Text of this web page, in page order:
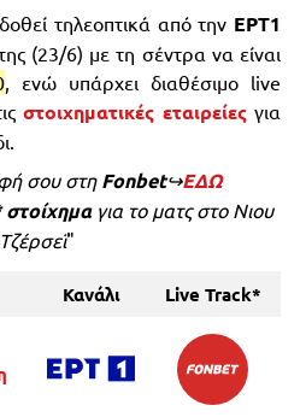
τηλεοπτικά από την ΕΡΤ1
(23/6) με τη σέντρα να είναι
, ενώ υπάρχει διαθέσιμο live
στοιχηματικές εταιρείεςγια
σου στη Fonbet↪️ΕΔΩ
για το ματς στο Νιου
Τζέρσεϊ"
Κανάλι Live Track*